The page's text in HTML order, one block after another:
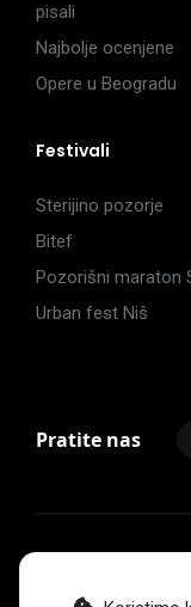
pisali
Najbolje ocenjene
Opere u Beogradu
Festivali
Sterijino pozorje
Bitef
Pozorišni maraton
Urban fest Niš
Pratite nas
© 2017 -2026 . Sva